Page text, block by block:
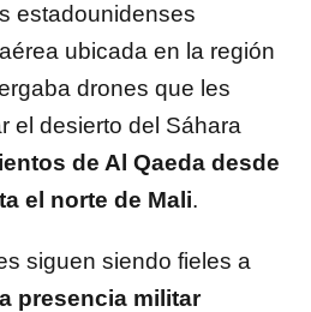
estadounidenses
ubicada en la región
drones que les
el desierto del Sáhara
de Al Qaeda desde
el norte de Mali.
siguen siendo fieles a
presencia militar